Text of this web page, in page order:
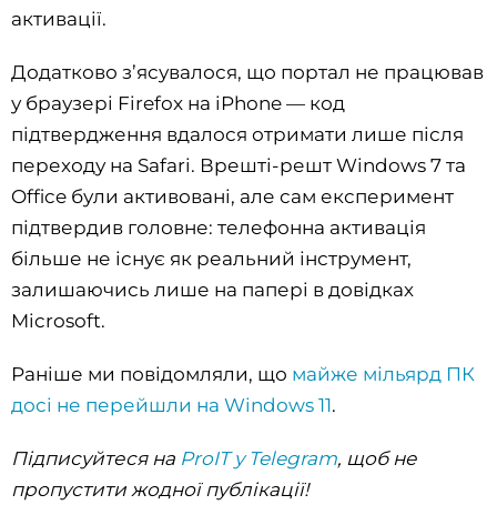
активації.
Додатково з’ясувалося, що портал не працював
у браузері Firefox на iPhone — код
підтвердження вдалося отримати лише після
переходу на Safari. Врешті-решт Windows 7 та
Office були активовані, але сам експеримент
підтвердив головне: телефонна активація
більше не існує як реальний інструмент,
залишаючись лише на папері в довідках
Microsoft.
Раніше ми повідомляли, що майже мільярд ПК
досі не перейшли на Windows 11.
Підписуйтеся на ProIT у Telegram, щоб не
пропустити жодної публікації!